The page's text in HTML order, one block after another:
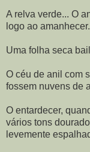
A relva verde... O
logo ao
Uma folha seca
O céu de anil com
fossem nuvens de
O entardecer,
vários tons
levemente